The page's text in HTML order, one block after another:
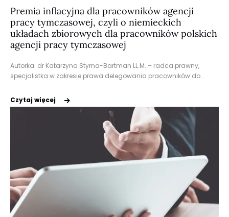
Premia inflacyjna dla pracowników agencji
pracy tymczasowej, czyli o niemieckich
układach zbiorowych dla pracowników polskich
agencji pracy tymczasowej
Autorka: dr Katarzyna Styrna-Bartman LL.M. – radca prawny,
specjalistka w zakresie prawa delegowania pracowników do…
Czytaj więcej